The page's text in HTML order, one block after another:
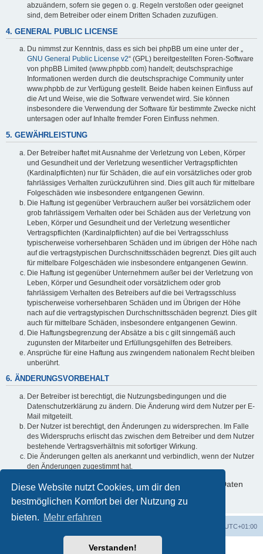
Diese Website nutzt Cookies, um dir den
bestmöglichen Komfort bei der Nutzung zu
bieten. Mehr erfahren
Verstanden!
abzuändern, sofern sie gegen o. g. Regeln verstoßen oder geeignet
sind, dem Betreiber oder einem Dritten Schaden zuzufügen.
4. GENERAL PUBLIC LICENSE
Du nimmst zur Kenntnis, dass es sich bei phpBB um eine unter der „
GNU General Public License v2“ (GPL) bereitgestellten Foren-Software
von phpBB Limited (www.phpbb.com) handelt; deutschsprachige
Informationen werden durch die deutschsprachige Community unter
www.phpbb.de zur Verfügung gestellt. Beide haben keinen Einfluss auf
die Art und Weise, wie die Software verwendet wird. Sie können
insbesondere die Verwendung der Software für bestimmte Zwecke nicht
untersagen oder auf Inhalte fremder Foren Einfluss nehmen.
5. GEWÄHRLEISTUNG
Der Betreiber haftet mit Ausnahme der Verletzung von Leben, Körper
und Gesundheit und der Verletzung wesentlicher Vertragspflichten
(Kardinalpflichten) nur für Schäden, die auf ein vorsätzliches oder grob
fahrlässiges Verhalten zurückzuführen sind. Dies gilt auch für mittelbare
Folgeschäden wie insbesondere entgangenen Gewinn.
Die Haftung ist gegenüber Verbrauchern außer bei vorsätzlichem oder
grob fahrlässigem Verhalten oder bei Schäden aus der Verletzung von
Leben, Körper und Gesundheit und der Verletzung wesentlicher
Vertragspflichten (Kardinalpflichten) auf die bei Vertragsschluss
typischerweise vorhersehbaren Schäden und im übrigen der Höhe nach
auf die vertragstypischen Durchschnittsschäden begrenzt. Dies gilt auch
für mittelbare Folgeschäden wie insbesondere entgangenen Gewinn.
Die Haftung ist gegenüber Unternehmern außer bei der Verletzung von
Leben, Körper und Gesundheit oder vorsätzlichem oder grob
fahrlässigem Verhalten des Betreibers auf die bei Vertragsschluss
typischerweise vorhersehbaren Schäden und im Übrigen der Höhe
nach auf die vertragstypischen Durchschnittsschäden begrenzt. Dies gilt
auch für mittelbare Schäden, insbesondere entgangenen Gewinn.
Die Haftungsbegrenzung der Absätze a bis c gilt sinngemäß auch
zugunsten der Mitarbeiter und Erfüllungsgehilfen des Betreibers.
Ansprüche für eine Haftung aus zwingendem nationalem Recht bleiben
unberührt.
6. ÄNDERUNGSVORBEHALT
Der Betreiber ist berechtigt, die Nutzungsbedingungen und die
Datenschutzerklärung zu ändern. Die Änderung wird dem Nutzer per E-
Mail mitgeteilt.
Der Nutzer ist berechtigt, den Änderungen zu widersprechen. Im Falle
des Widerspruchs erlischt das zwischen dem Betreiber und dem Nutzer
bestehende Vertragsverhältnis mit sofortiger Wirkung.
Die Änderungen gelten als anerkannt und verbindlich, wenn der Nutzer
den Änderungen zugestimmt hat.
Informationen über den Umgang mit deinen persönlichen Daten
sind in der Datenschutzerklärung enthalten.
UTC+01:00
Powered byphpBB® Forum Software © phpBB Limited